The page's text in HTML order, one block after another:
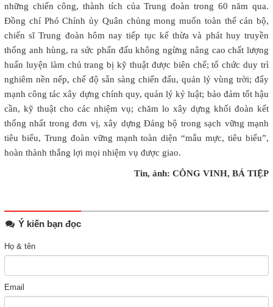
những chiến công, thành tích của Trung đoàn trong 60 năm qua.
Đồng chí Phó Chính ủy Quân chủng mong muốn toàn thể cán bộ,
chiến sĩ Trung đoàn hôm nay tiếp tục kế thừa và phát huy truyền
thống anh hùng, ra sức phấn đấu không ngừng nâng cao chất lượng
huấn luyện làm chủ trang bị kỹ thuật được biên chế; tổ chức duy trì
nghiêm nền nếp, chế độ sẵn sàng chiến đấu, quản lý vùng trời; đẩy
mạnh công tác xây dựng chính quy, quản lý kỷ luật; bảo đảm tốt hậu
cần, kỹ thuật cho các nhiệm vụ; chăm lo xây dựng khối đoàn kết
thống nhất trong đơn vị, xây dựng Đảng bộ trong sạch vững mạnh
tiêu biểu, Trung đoàn vững mạnh toàn diện “mẫu mực, tiêu biểu”,
hoàn thành thắng lợi mọi nhiệm vụ được giao.
Tin, ảnh: CÔNG VINH, BÁ TIỆP
Ý kiến bạn đọc
Họ & tên
Email